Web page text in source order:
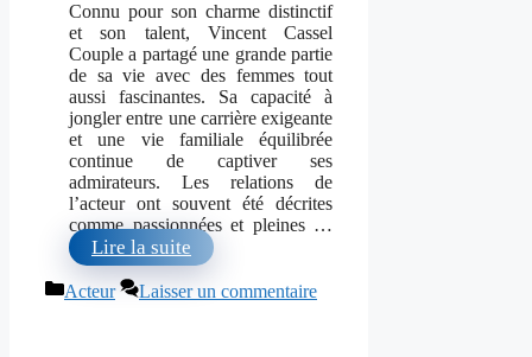
Connu pour son charme distinctif
et son talent, Vincent Cassel
Couple a partagé une grande partie
de sa vie avec des femmes tout
aussi fascinantes. Sa capacité à
jongler entre une carrière exigeante
et une vie familiale équilibrée
continue de captiver ses
admirateurs. Les relations de
l’acteur ont souvent été décrites
comme passionnées et pleines …
Lire la suite
Catégories
Acteur Laisser un commentaire